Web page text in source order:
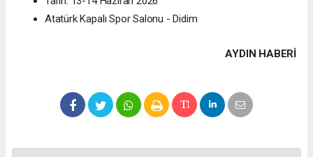
Atatürk Kapalı Spor Salonu - Didim
AYDIN HABERİ